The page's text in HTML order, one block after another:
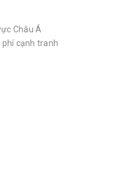
Châu Á
phí cạnh tranh